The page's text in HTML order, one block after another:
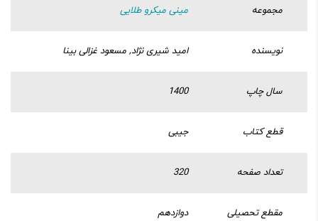
مجموعه مینی میکرو طلایی
نویسنده امید شیری نژاد, مسعود غزالی بینا
سال چاپ 1400
قطع کتاب جیبی
تعداد صفحه 320
مقطع تحصیلی دوازدهم